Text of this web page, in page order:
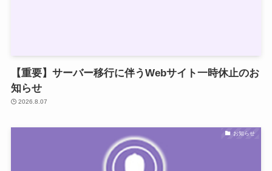
【重要】サーバー移行に伴うWebサイト一時休止のお
知らせ
2026.8.07
お知らせ